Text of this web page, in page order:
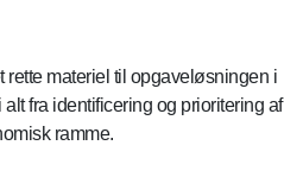
materiel til opgaveløsningen i
fra identificering og prioritering af
ramme.